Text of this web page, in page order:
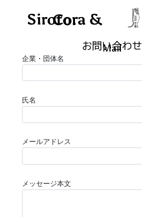
Sirotora & Co.
お問い合わせ
Mail
企業・団体名
氏名
メールアドレス
メッセージ本文